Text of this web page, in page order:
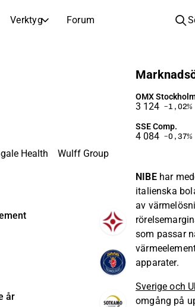
Verktyg Forum
Inspiration till din nästa investering
Börsnoteringar
Datum för årsstämmor och aktieägarinformation
See how your savings grow with the power of compound interest. Health
Wulff Group
år
OMX
3 124 −1,02%
SSE Comp.
4 084 −0,37%
NIBEhar
italienska
av
som passar
apparater.
Sverige och
omgång på